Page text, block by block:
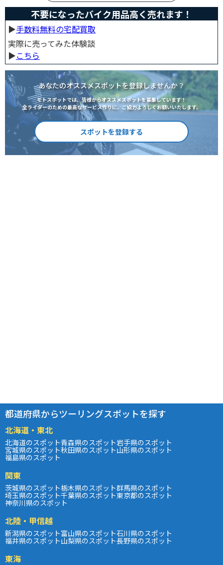
不要になったバイク用品高く売れます！
▶︎手数料無料の宅配買取
実際に売ってみた体験談
▶︎こちら
あなたのオススメスポットを登録しませんか？
モトスポットでは、皆様からオススメスポットを募集しています！
全ライダーのための最高なサービス作りに、ご協力よろしくお願いいたします。
スポットを登録する
都道府県からツーリングスポットを探す
北海道・東北
北海道のスポット青森県のスポット岩手県のスポット
宮城県のスポット秋田県のスポット山形県のスポット
福島県のスポット
関東
茨城県のスポット栃木県のスポット群馬県のスポット
埼玉県のスポット千葉県のスポット東京都のスポット
神奈川県のスポット
北陸・甲信越
新潟県のスポット富山県のスポット石川県のスポット
福井県のスポット山梨県のスポット長野県のスポット
東海